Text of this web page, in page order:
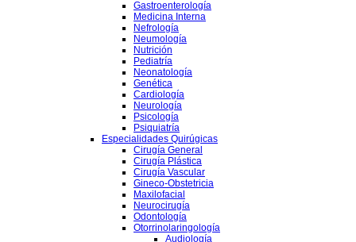
Gastroenterología
Medicina Interna
Nefrología
Neumología
Nutrición
Pediatría
Neonatología
Genética
Cardiología
Neurología
Psicología
Psiquiatría
Especialidades Quirúgicas
Cirugía General
Cirugía Plástica
Cirugía Vascular
Gineco-Obstetricia
Maxilofacial
Neurocirugía
Odontología
Otorrinolaringología
Audiología